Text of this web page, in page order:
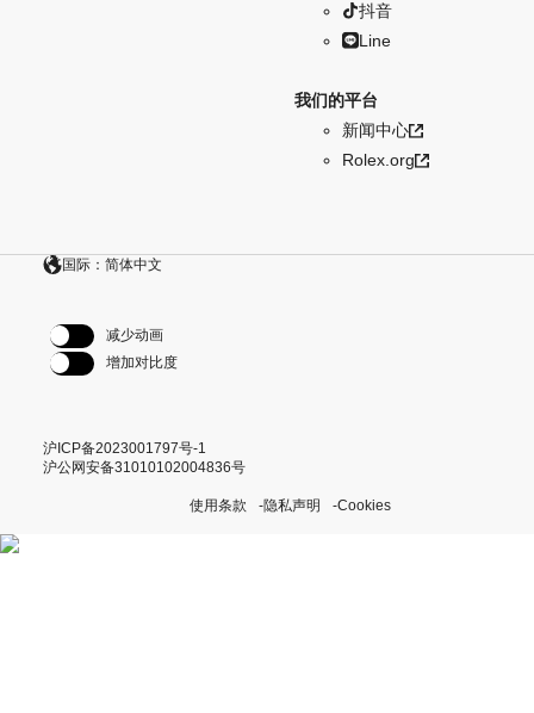
抖音
Line
我们的平台
新闻中心
Rolex.org
国际：简体中文
减少动画
增加对比度
沪ICP备2023001797号-1
沪公网安备31010102004836号
使用条款 隐私声明 Cookies